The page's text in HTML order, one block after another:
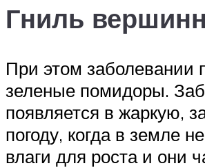
Гниль
При этом заболевании
зеленые помидоры.
появляется в жаркую,
погоду, когда в земле
влаги для роста и они